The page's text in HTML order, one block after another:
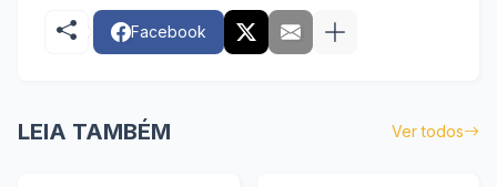
Facebook
LEIA TAMBÉM Ver todos